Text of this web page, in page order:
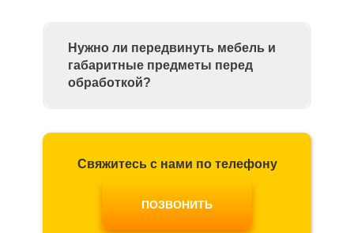
Нужно ли передвинуть мебель и
габаритные предметы перед
обработкой?
Свяжитесь с нами по телефону
ПОЗВОНИТЬ